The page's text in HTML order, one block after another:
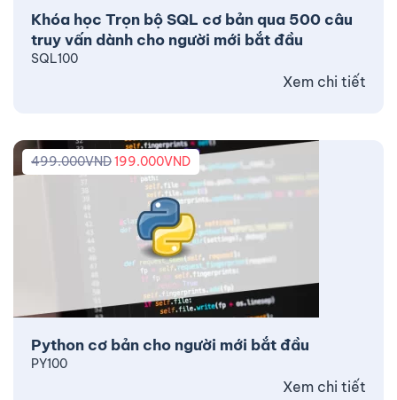
Khóa học Trọn bộ SQL cơ bản qua 500 câu
truy vấn dành cho người mới bắt đầu
SQL100
Xem chi tiết
Python cơ bản cho người mới bắt đầu
499.000VND199.000VND
PY100
Xem chi tiết